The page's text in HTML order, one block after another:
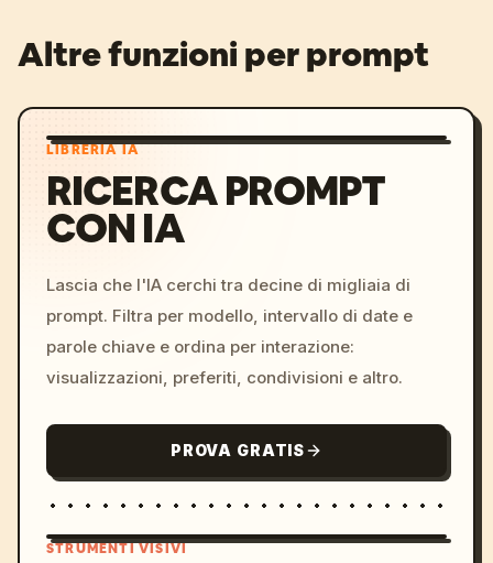
Altre funzioni per prompt
LIBRERIA IA
RICERCA PROMPT
CON IA
Lascia che l'IA cerchi tra decine di migliaia di
prompt. Filtra per modello, intervallo di date e
parole chiave e ordina per interazione:
visualizzazioni, preferiti, condivisioni e altro.
PROVA GRATIS
STRUMENTI VISIVI